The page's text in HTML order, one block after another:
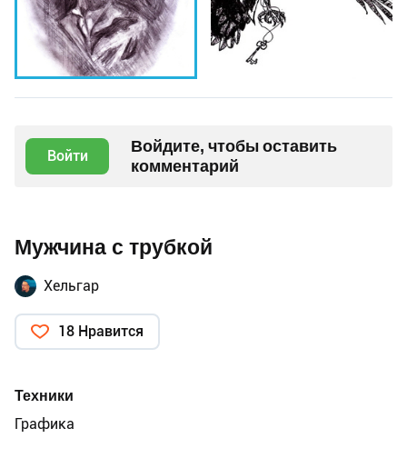
Войти
Войдите, чтобы оставить
комментарий
Мужчина с трубкой
Хельгар
18 Нравится
Техники
Графика